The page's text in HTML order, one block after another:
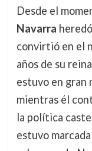
Desde el
Navarra
convirtió en el
años de su
estuvo en gran
mientras él
la política
estuvo